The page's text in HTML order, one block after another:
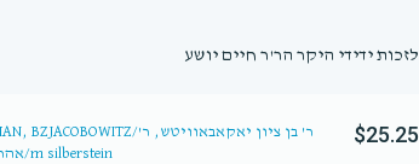
לזכות ידידי היקר הר'ר חיים יושע
אהרן ובנו ר' חיים יהושע גרינוואלד, ר' מענדל זילבערשטיין/m silberstein
$25.25